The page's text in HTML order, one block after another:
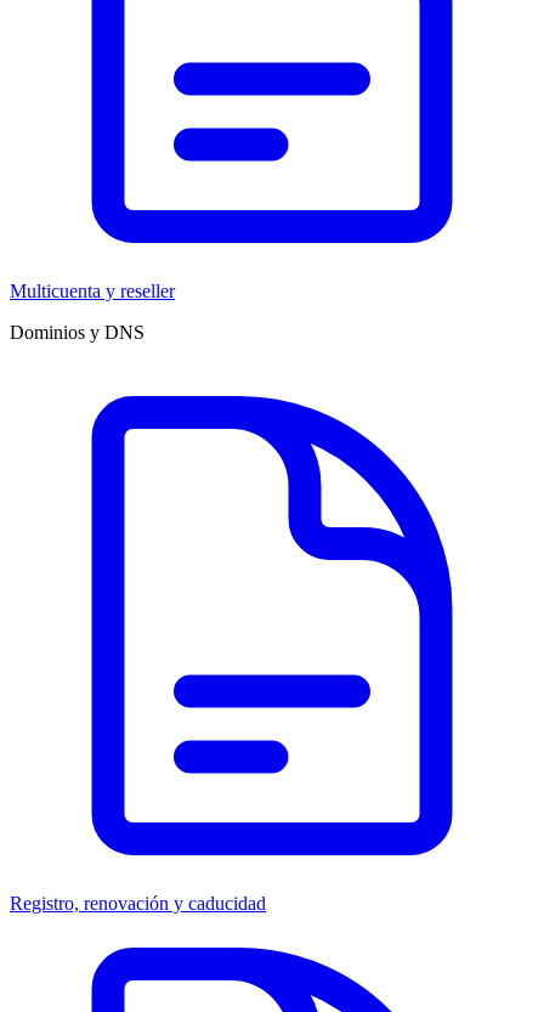
Multicuenta y reseller
Dominios y DNS
Registro, renovación y caducidad